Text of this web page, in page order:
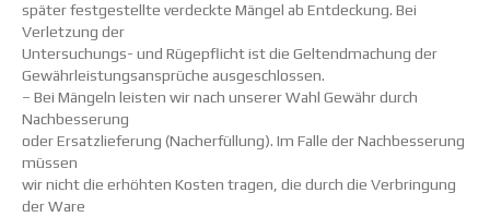
später festgestellte verdeckte Mängel ab Entdeckung. Bei
Verletzung der
Untersuchungs- und Rügepflicht ist die Geltendmachung der
Gewährleistungsansprüche ausgeschlossen.
– Bei Mängeln leisten wir nach unserer Wahl Gewähr durch
Nachbesserung
oder Ersatzlieferung (Nacherfüllung). Im Falle der Nachbesserung
müssen
wir nicht die erhöhten Kosten tragen, die durch die Verbringung
der Ware